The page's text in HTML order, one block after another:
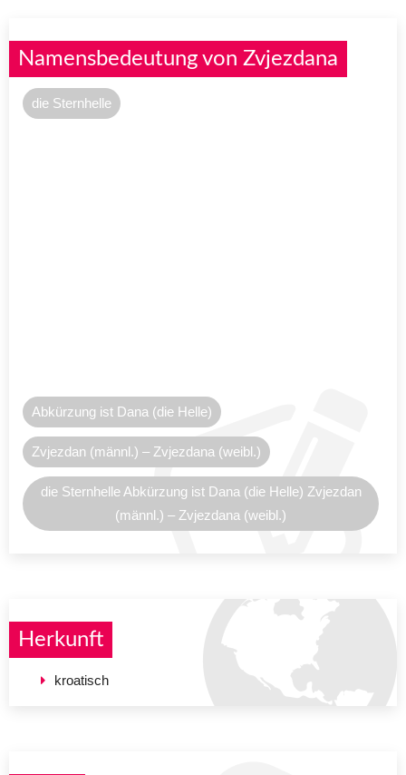
Namensbedeutung von Zvjezdana
die Sternhelle
Abkürzung ist Dana (die Helle)
Zvjezdan (männl.) – Zvjezdana (weibl.)
die Sternhelle Abkürzung ist Dana (die Helle) Zvjezdan
(männl.) – Zvjezdana (weibl.)
Herkunft
kroatisch